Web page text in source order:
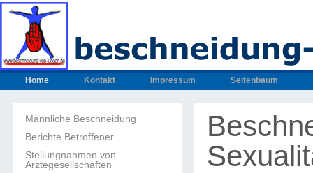
Home Kontakt Impressum Seitenbaum
Männliche Beschneidung
Berichte Betroffener
Stellungnahmen von
Ärztegesellschaften